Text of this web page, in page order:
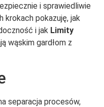
i sprawiedliwie
krokach pokazuję, jak
i jak Limity
wąskim gardłom z
separacja procesów,